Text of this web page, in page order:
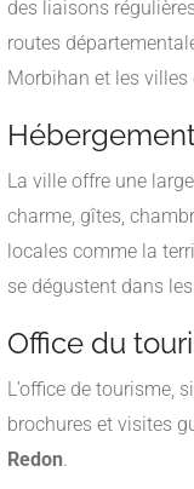
des liaisons
routes
Morbihan et les villes
La ville offre une
charme, gîtes,
locales comme la
se dégustent dans
Office du
L’office de tourisme,
brochures et visites
Redon